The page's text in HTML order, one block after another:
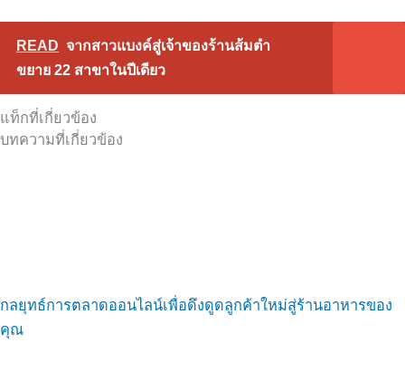
READ จากสาวแบงค์สู่เจ้าของร้านส้มตำ
ขยาย 22 สาขาในปีเดียว
แท็กที่เกี่ยวข้อง
บทความที่เกี่ยวข้อง
กลยุทธ์การตลาดออนไลน์เพื่อดึงดูดลูกค้าใหม่สู่ร้านอาหารของ
คุณ